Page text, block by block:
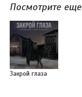
Посмотрите еще
Закрой глаза